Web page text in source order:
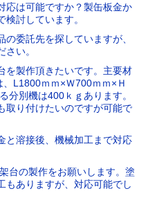
応は可能ですか？製缶板金か
討しています。
委託先を探していますが、
い。
を製作頂きたいです。主要材
L1800ｍｍ×Ｗ700ｍｍ×Ｈ
分別機は400ｋｇあります。
取り付けたいのですが可能で
と溶接後、機械加工まで対応
台の製作をお願いします。塗
もありますが、対応可能でし